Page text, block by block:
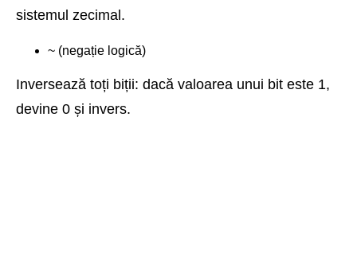
sistemul zecimal.
~ (negație logică)
Inversează toți biții: dacă valoarea unui bit este 1,
devine 0 și invers.